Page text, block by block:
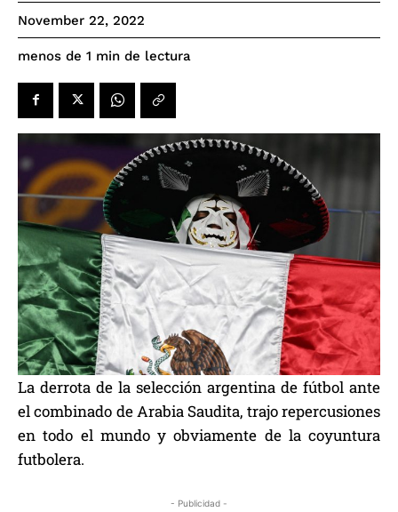
November 22, 2022
menos de 1 min de lectura
La derrota de la selección argentina de fútbol ante
el combinado de Arabia Saudita, trajo repercusiones
en todo el mundo y obviamente de la coyuntura
futbolera.
- Publicidad -